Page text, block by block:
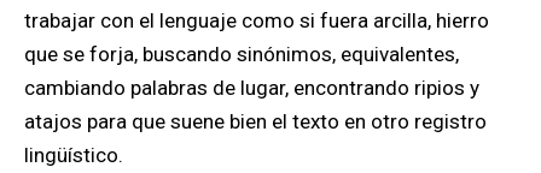
trabajar con el lenguaje como si fuera arcilla, hierro
que se forja, buscando sinónimos, equivalentes,
cambiando palabras de lugar, encontrando ripios y
atajos para que suene bien el texto en otro registro
lingüístico.